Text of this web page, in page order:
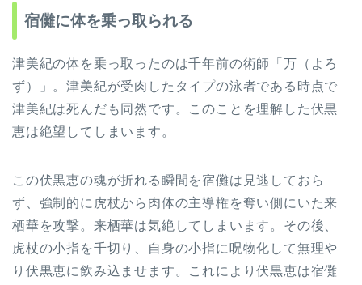
宿儺に体を乗っ取られる
津美紀の体を乗っ取ったのは千年前の術師「万（よろ
ず）」。津美紀が受肉したタイプの泳者である時点で
津美紀は死んだも同然です。このことを理解した伏黒
恵は絶望してしまいます。
この伏黒恵の魂が折れる瞬間を宿儺は見逃しておら
ず、強制的に虎杖から肉体の主導権を奪い側にいた来
栖華を攻撃。来栖華は気絶してしまいます。その後、
虎杖の小指を千切り、自身の小指に呪物化して無理や
り伏黒恵に飲み込ませます。これにより伏黒恵は宿儺